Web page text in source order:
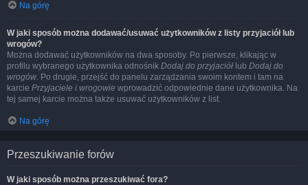
Na górę
W jaki sposób można dodawać/usuwać użytkowników z listy przyjaciół lub
wrogów?
Można dodawać użytkowników na dwa sposoby. Po pierwsze, klikając w
profilu wybranego użytkownika odnośnik Dodaj do przyjaciół lub Dodaj do
wrogów. Po drugie, przejść do panelu zarządzania swoim kontem i tam na
karcie Przyjaciele i wrogowie wprowadzić odpowiednie dane użytkownika. Na
tej samej karcie można także usuwać użytkowników z list.
Na górę
Przeszukiwanie forów
W jaki sposób można przeszukiwać fora?